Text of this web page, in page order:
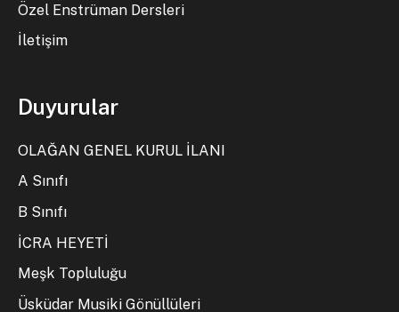
Özel Enstrüman Dersleri
İletişim
Duyurular
OLAĞAN GENEL KURUL İLANI
A Sınıfı
B Sınıfı
İCRA HEYETİ
Meşk Topluluğu
Üsküdar Musiki Gönüllüleri